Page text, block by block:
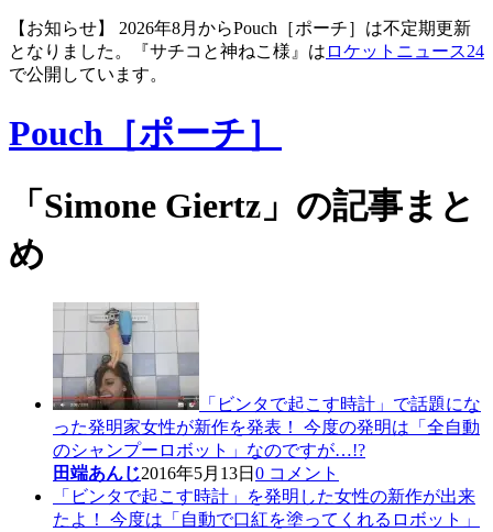
【お知らせ】 2026年8月からPouch［ポーチ］は不定期更新
となりました。『サチコと神ねこ様』は ロケットニュース24
で公開しています。
Pouch［ポーチ］
「Simone Giertz」の記事まと
め
「ビンタで起こす時計」で話題にな
った発明家女性が新作を発表！ 今度の発明は「全自動
のシャンプーロボット」なのですが…!?
田端あんじ2016年5月13日 0 コメント
「ビンタで起こす時計」を発明した女性の新作が出来
たよ！ 今度は「自動で口紅を塗ってくれるロボット」